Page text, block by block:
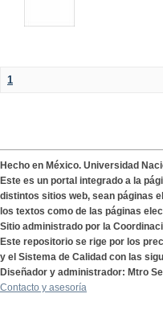
1
Hecho en México. Universidad
Este es un portal integrado a la
distintos sitios web, sean páginas
los textos como de las páginas
Sitio administrado por la
Este repositorio se rige por los
y el Sistema de Calidad con las
Diseñador y administrador: Mtro
Contacto y asesoría